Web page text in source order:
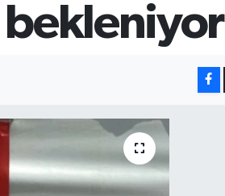
bekleniyor